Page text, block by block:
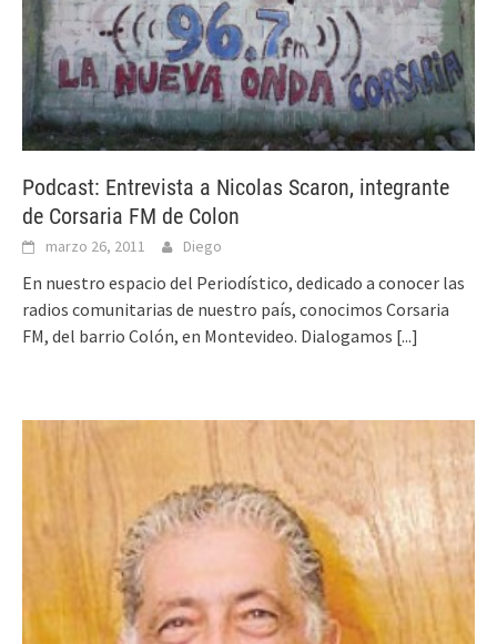
Podcast: Entrevista a Nicolas Scaron, integrante
de Corsaria FM de Colon
marzo 26, 2011 Diego
En nuestro espacio del Periodístico, dedicado a conocer las
radios comunitarias de nuestro país, conocimos Corsaria
FM, del barrio Colón, en Montevideo. Dialogamos [...]